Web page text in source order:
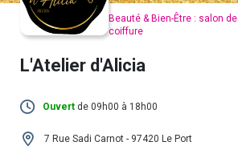
Beauté & Bien-Être : salon de
coiffure
L'Atelier d'Alicia
Ouvert de 09h00 à 18h00
Lundi : 10h00 - 18h00
7 Rue Sadi Carnot - 97420 Le Port